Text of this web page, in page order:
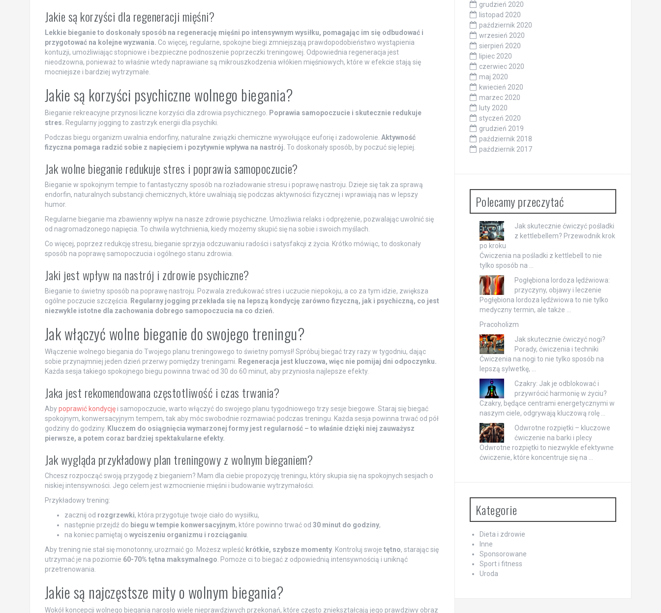
Jakie są korzyści dla regeneracji mięśni?
Lekkie bieganie to doskonały sposób na regenerację mięśni po intensywnym wysiłku, pomagając im się odbudować i
przygotować na kolejne wyzwania. Co więcej, regularne, spokojne biegi zmniejszają prawdopodobieństwo wystąpienia
kontuzji, umożliwiając stopniowe i bezpieczne podnoszenie poprzeczki treningowej. Odpowiednia regeneracja jest
nieodzowna, ponieważ to właśnie wtedy naprawiane są mikrouszkodzenia włókien mięśniowych, które w efekcie stają się
mocniejsze i bardziej wytrzymałe.
Jakie są korzyści psychiczne wolnego biegania?
Bieganie rekreacyjne przynosi liczne korzyści dla zdrowia psychicznego. Poprawia samopoczucie i skutecznie redukuje
stres. Regularny jogging to zastrzyk energii dla psychiki.
Podczas biegu organizm uwalnia endorfiny, naturalne związki chemiczne wywołujące euforię i zadowolenie. Aktywność
fizyczna pomaga radzić sobie z napięciem i pozytywnie wpływa na nastrój. To doskonały sposób, by poczuć się lepiej.
Jak wolne bieganie redukuje stres i poprawia samopoczucie?
Bieganie w spokojnym tempie to fantastyczny sposób na rozładowanie stresu i poprawę nastroju. Dzieje się tak za sprawą
endorfin, naturalnych substancji chemicznych, które uwalniają się podczas aktywności fizycznej i wprawiają nas w lepszy
humor.
Regularne bieganie ma zbawienny wpływ na nasze zdrowie psychiczne. Umożliwia relaks i odprężenie, pozwalając uwolnić się
od nagromadzonego napięcia. To chwila wytchnienia, kiedy możemy skupić się na sobie i swoich myślach.
Co więcej, poprzez redukcję stresu, bieganie sprzyja odczuwaniu radości i satysfakcji z życia. Krótko mówiąc, to doskonały
sposób na poprawę samopoczucia i ogólnego stanu zdrowia.
Jaki jest wpływ na nastrój i zdrowie psychiczne?
Bieganie to świetny sposób na poprawę nastroju. Pozwala zredukować stres i uczucie niepokoju, a co za tym idzie, zwiększa
ogólne poczucie szczęścia. Regularny jogging przekłada się na lepszą kondycję zarówno fizyczną, jak i psychiczną, co jest
niezwykle istotne dla zachowania dobrego samopoczucia na co dzień.
Jak włączyć wolne bieganie do swojego treningu?
Włączenie wolnego biegania do Twojego planu treningowego to świetny pomysł! Spróbuj biegać trzy razy w tygodniu, dając
sobie przynajmniej jeden dzień przerwy pomiędzy treningami. Regeneracja jest kluczowa, więc nie pomijaj dni odpoczynku.
Każda sesja takiego spokojnego biegu powinna trwać od 30 do 60 minut, aby przyniosła najlepsze efekty.
Jaka jest rekomendowana częstotliwość i czas trwania?
Abypoprawić kondycjęi samopoczucie, warto włączyć do swojego planu tygodniowego trzy sesje biegowe. Staraj się biegać
spokojnym, konwersacyjnym tempem, tak aby móc swobodnie rozmawiać podczas treningu. Każda sesja powinna trwać od pół
godziny do godziny. Kluczem do osiągnięcia wymarzonej formy jest regularność – to właśnie dzięki niej zauważysz
pierwsze, a potem coraz bardziej spektakularne efekty.
Jak wygląda przykładowy plan treningowy z wolnym bieganiem?
Chcesz rozpocząć swoją przygodę z bieganiem? Mam dla ciebie propozycję treningu, który skupia się na spokojnych sesjach o
niskiej intensywności. Jego celem jest wzmocnienie mięśni i budowanie wytrzymałości.
Przykładowy trening:
zacznij od rozgrzewki, która przygotuje twoje ciało do wysiłku,
następnie przejdź do biegu w tempie konwersacyjnym, które powinno trwać od 30 minut do godziny,
na koniec pamiętaj o wyciszeniu organizmu i rozciąganiu.
Aby trening nie stał się monotonny, urozmaić go. Możesz wpleść krótkie, szybsze momenty. Kontroluj swoje tętno, starając się
utrzymać je na poziomie 60-70% tętna maksymalnego. Pomoże ci to biegać z odpowiednią intensywnością i uniknąć
przetrenowania.
Jakie są najczęstsze mity o wolnym biegania?
Wokół koncepcji wolnego biegania narosło wiele nieprawdziwych przekonań, które często zniekształcają jego prawdziwy obraz
grudzień 2020
listopad 2020
październik 2020
wrzesień 2020
sierpień 2020
lipiec 2020
czerwiec 2020
maj 2020
kwiecień 2020
marzec 2020
luty 2020
styczeń 2020
grudzień 2019
październik 2018
październik 2017
Polecamy przeczytać
Jak skutecznie ćwiczyć pośladki
z kettlebellem? Przewodnik krok
po kroku
Ćwiczenia na pośladki z kettlebell to nie
tylko sposób na …
Pogłębiona lordoza lędźwiowa:
przyczyny, objawy i leczenie
Pogłębiona lordoza lędźwiowa to nie tylko
medyczny termin, ale także …
Pracoholizm
Jak skutecznie ćwiczyć nogi?
Porady, ćwiczenia i techniki
Ćwiczenia na nogi to nie tylko sposób na
lepszą sylwetkę, …
Czakry: Jak je odblokować i
przywrócić harmonię w życiu?
Czakry, będące centrami energetycznymi w
naszym ciele, odgrywają kluczową rolę …
Odwrotne rozpiętki – kluczowe
ćwiczenie na barki i plecy
Odwrotne rozpiętki to niezwykle efektywne
ćwiczenie, które koncentruje się na …
Kategorie
Dieta i zdrowie
Inne
Sponsorowane
Sport i fitness
Uroda